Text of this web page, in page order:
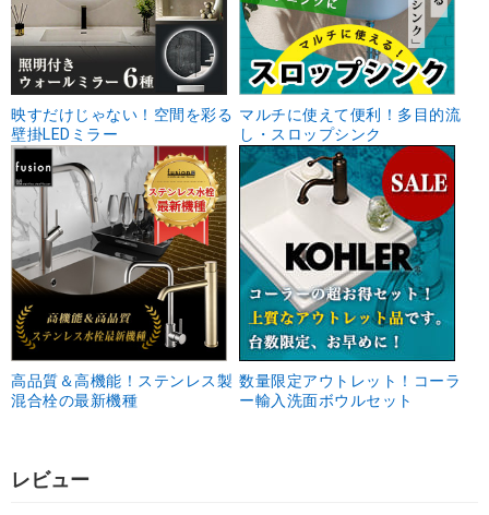
映すだけじゃない！空間を彩る
壁掛LEDミラー
マルチに使えて便利！多目的流
し・スロップシンク
高品質＆高機能！ステンレス製
混合栓の最新機種
数量限定アウトレット！コーラ
ー輸入洗面ボウルセット
レビュー